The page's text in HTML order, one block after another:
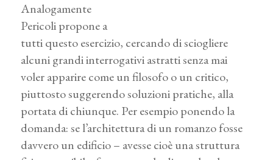
Analogamente
Pericoli propone a
tutti questo esercizio, cercando di sciogliere
alcuni grandi interrogativi astratti senza mai
voler apparire come un filosofo o un critico,
piuttosto suggerendo soluzioni pratiche, alla
portata di chiunque. Per esempio ponendo la
domanda: se l’architettura di un romanzo fosse
davvero un edificio – avesse cioè una struttura